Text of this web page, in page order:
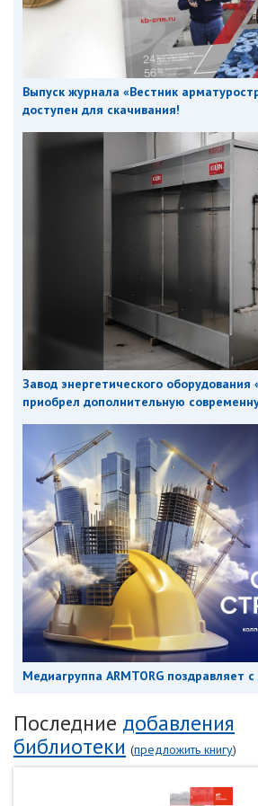
Выпуск журнала «Вестник
доступен для скачивания!
Завод энергетического оборудования
приобрел дополнительную
Медиагруппа ARMTORG поздравляет
Последние добавления
библиотеки (предложить книгу)